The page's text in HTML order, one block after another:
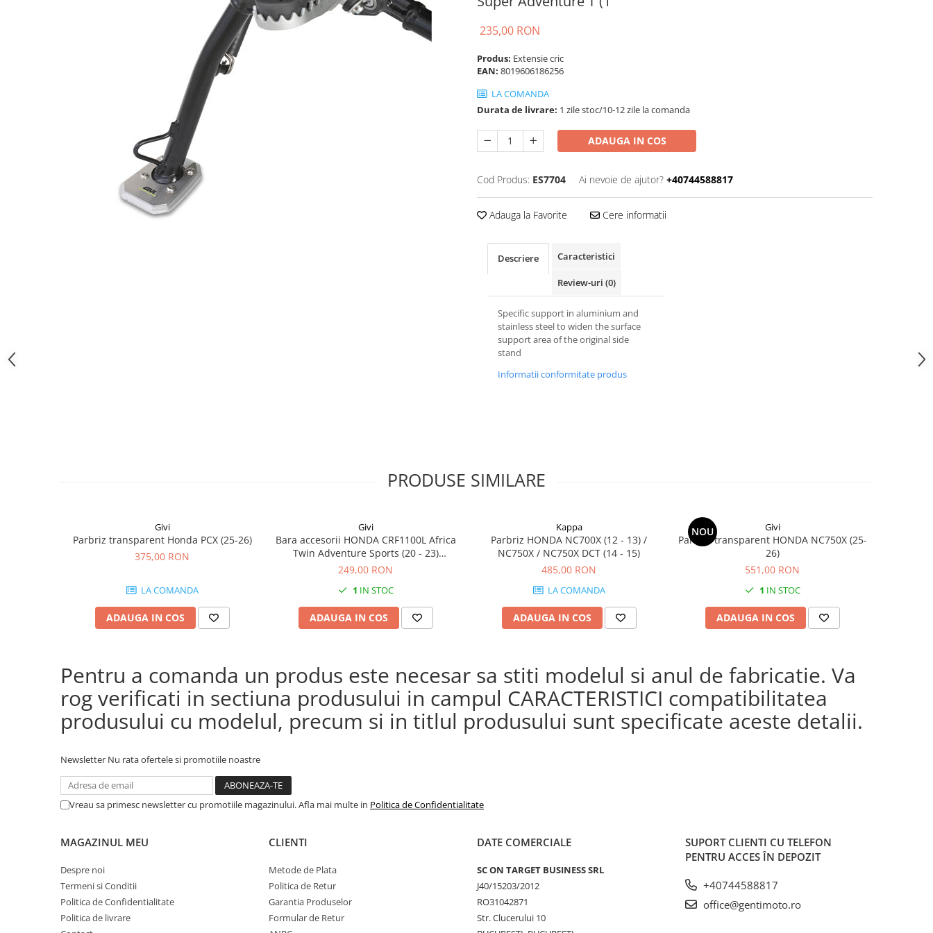
235,00 RON
Produs: Extensie cric
EAN: 8019606186256
LA COMANDA
Durata de livrare: 1 zile stoc/10-12 zile la comanda
ADAUGA IN COS
Cod Produs: ES7704 Ai nevoie de ajutor? +40744588817
Adauga la Favorite Cere informatii
Descriere Caracteristici
Review-uri (0)
Specific support in aluminium and
stainless steel to widen the surface
support area of the original side
stand
Informatii conformitate produs
PRODUSE SIMILARE
Givi
Parbriz transparent Honda PCX (25-26)
375,00 RON
LA COMANDA
ADAUGA IN COS
Givi
Bara accesorii HONDA CRF1100L Africa
Twin Adventure Sports (20 - 23)
CRF1100L Africa Twin Adventure Sports
CRF1100L Africa Twin (20 - 23)
249,00 RON
1 IN STOC
ADAUGA IN COS
Kappa
Parbriz HONDA NC700X (12 - 13) /
NC750X / NC750X DCT (14 - 15)
485,00 RON
LA COMANDA
ADAUGA IN COS
NOU Givi
Parbriz transparent HONDA NC750X (25-
26)
551,00 RON
1 IN STOC
ADAUGA IN COS
Pentru a comanda un produs este necesar sa stiti modelul si anul de fabricatie. Va
rog verificati in sectiuna produsului in campul CARACTERISTICI compatibilitatea
produsului cu modelul, precum si in titlul produsului sunt specificate aceste detalii.
Newsletter Nu rata ofertele si promotiile noastre
Vreau sa primesc newsletter cu promotiile magazinului. Afla mai multe in Politica de Confidentialitate
MAGAZINUL MEU
Despre noi
Termeni si Conditii
Politica de Confidentialitate
Politica de livrare
CLIENTI
Metode de Plata
Politica de Retur
Garantia Produselor
Formular de Retur
DATE COMERCIALE
SC ON TARGET BUSINESS SRL
J40/15203/2012
RO31042871
Str. Clucerului 10
SUPORT CLIENTI CU TELEFON
PENTRU ACCES ÎN DEPOZIT
+40744588817
office@gentimoto.ro